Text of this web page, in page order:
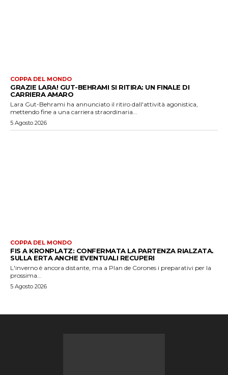
COPPA DEL MONDO
GRAZIE LARA! GUT-BEHRAMI SI RITIRA: UN FINALE DI
CARRIERA AMARO
Lara Gut-Behrami ha annunciato il ritiro dall'attività agonistica,
mettendo fine a una carriera straordinaria...
5 Agosto 2026
COPPA DEL MONDO
FIS A KRONPLATZ: CONFERMATA LA PARTENZA RIALZATA.
SULLA ERTA ANCHE EVENTUALI RECUPERI
L'inverno è ancora distante, ma a Plan de Corones i preparativi per la
prossima...
5 Agosto 2026